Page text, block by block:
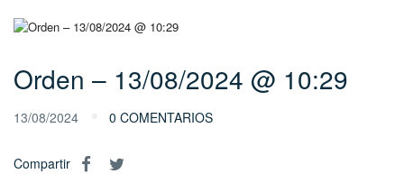
Orden – 13/08/2024 @ 10:29
13/08/2024 0 COMENTARIOS
Compartir